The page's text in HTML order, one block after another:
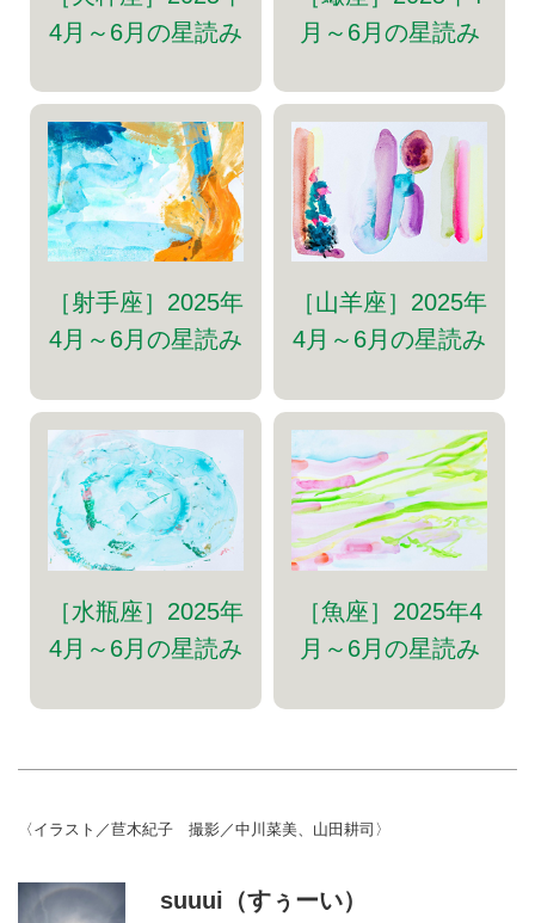
4月～6月の星読み
月～6月の星読み
［射手座］2025年
4月～6月の星読み
［山羊座］2025年
4月～6月の星読み
［水瓶座］2025年
4月～6月の星読み
［魚座］2025年4
月～6月の星読み
〈イラスト／苣木紀子 撮影／中川菜美、山田耕司〉
suuui（すぅーい）